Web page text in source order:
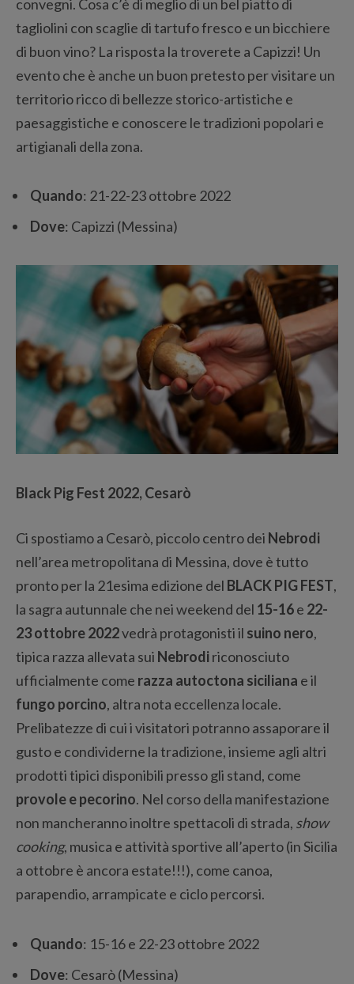
convegni. Cosa c’è di meglio di un bel piatto di
tagliolini con scaglie di tartufo fresco e un bicchiere
di buon vino? La risposta la troverete a Capizzi! Un
evento che è anche un buon pretesto per visitare un
territorio ricco di bellezze storico-artistiche e
paesaggistiche e conoscere le tradizioni popolari e
artigianali della zona.
Quando: 21-22-23 ottobre 2022
Dove: Capizzi (Messina)
Black Pig Fest 2022, Cesarò
Ci spostiamo a Cesarò, piccolo centro dei Nebrodi
nell’area metropolitana di Messina, dove è tutto
pronto per la 21esima edizione del BLACK PIG FEST,
la sagra autunnale che nei weekend del 15-16e 22-
23 ottobre 2022vedrà protagonisti il suino nero,
tipica razza allevata sui Nebrodiriconosciuto
ufficialmente come razza autoctona siciliana e il
fungo porcino, altra nota eccellenza locale.
Prelibatezze di cui i visitatori potranno assaporare il
gusto e condividerne la tradizione, insieme agli altri
prodotti tipici disponibili presso gli stand, come
provole e pecorino. Nel corso della manifestazione
non mancheranno inoltre spettacoli di strada, show
cooking, musica e attività sportive all’aperto (in Sicilia
a ottobre è ancora estate!!!), come canoa,
parapendio, arrampicate e ciclo percorsi.
Quando: 15-16 e 22-23 ottobre 2022
Dove: Cesarò (Messina)